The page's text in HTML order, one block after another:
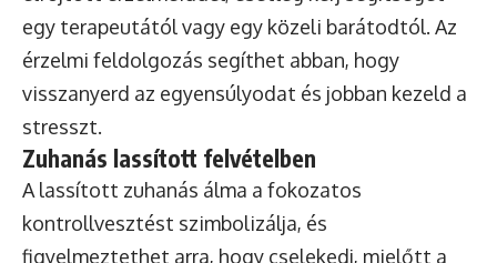
egy terapeutától vagy egy közeli barátodtól. Az
érzelmi feldolgozás segíthet abban, hogy
visszanyerd az egyensúlyodat és jobban kezeld a
stresszt.
Zuhanás lassított felvételben
A lassított zuhanás álma a fokozatos
kontrollvesztést szimbolizálja, és
figyelmeztethet arra, hogy cselekedj, mielőtt a